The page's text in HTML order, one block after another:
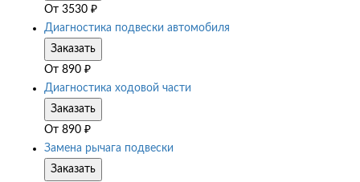
От 3530 ₽
Диагностика подвески автомобиля
Заказать
От 890 ₽
Диагностика ходовой части
Заказать
От 890 ₽
Замена рычага подвески
Заказать